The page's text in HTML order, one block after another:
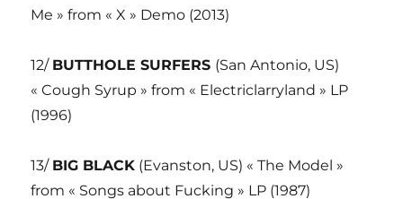
Me » from « X » Demo (2013)
12/ BUTTHOLE SURFERS (San Antonio, US)
« Cough Syrup » from « Electriclarryland » LP
(1996)
13/ BIG BLACK (Evanston, US) « The Model »
from « Songs about Fucking » LP (1987)